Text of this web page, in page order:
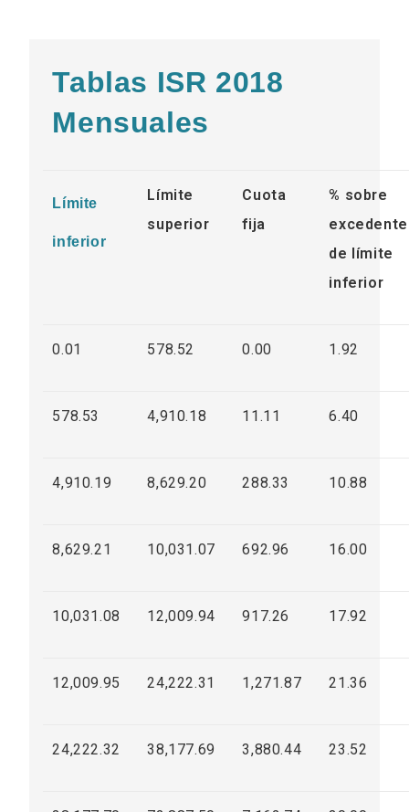
Tablas ISR 2018
Mensuales
Límite
inferior
Límite
superior
Cuota
fija
% sobre
excedente
de límite
inferior
0.01 578.52 0.00 1.92
578.53 4,910.18 11.11 6.40
4,910.19 8,629.20 288.33 10.88
8,629.21 10,031.07 692.96 16.00
10,031.08 12,009.94 917.26 17.92
12,009.95 24,222.31 1,271.87 21.36
24,222.32 38,177.69 3,880.44 23.52